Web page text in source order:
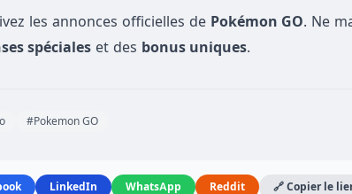
les annonces officielles de Pokémon GO. Ne
spéciales et des bonus uniques.
#Pokemon GO
LinkedIn WhatsApp Reddit 🔗 Copier le